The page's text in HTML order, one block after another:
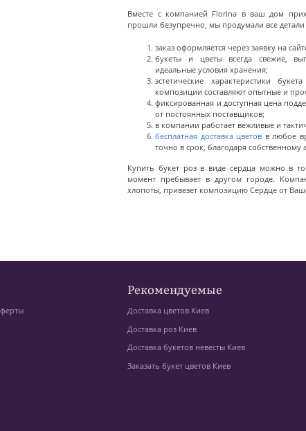
Вместе с компанией Florina в ваш дом
прошли безупречно, мы продумали все детали
заказ оформляется через заявку на
букеты и цветы всегда свежие,
идеальные условия хранения;
эстетические характеристики
композиции составляют опытные и
фиксированная и доступная цена
от постоянных поставщиков;
в компании работает вежливые и
бесплатная доставка цветов в любое
точно в срок, благодаря собственному
Купить букет роз в виде сердца можно в
момент пребывает в другом городе.
хлопоты, привезет композицию Сердце от
Рекомендуемые
Доставка цветов Киев
Доставка роз Киев
Доставка букетов невесты Киев
Заказать букет цветов Киев